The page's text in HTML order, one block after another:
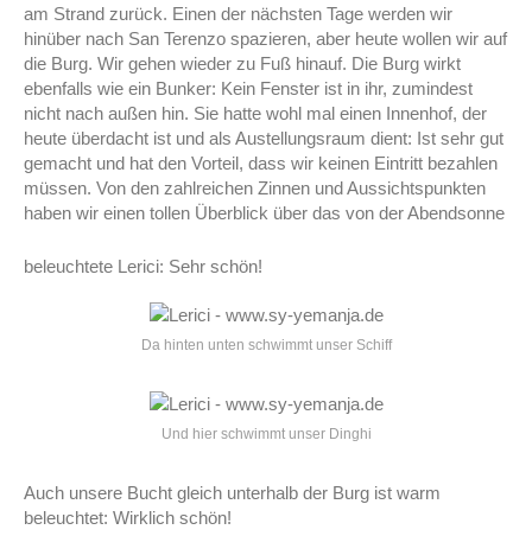
am Strand zurück. Einen der nächsten Tage werden wir
hinüber nach San Terenzo spazieren, aber heute wollen wir auf
die Burg. Wir gehen wieder zu Fuß hinauf. Die Burg wirkt
ebenfalls wie ein Bunker: Kein Fenster ist in ihr, zumindest
nicht nach außen hin. Sie hatte wohl mal einen Innenhof, der
heute überdacht ist und als Austellungsraum dient: Ist sehr gut
gemacht und hat den Vorteil, dass wir keinen Eintritt bezahlen
müssen. Von den zahlreichen Zinnen und Aussichtspunkten
haben wir einen tollen Überblick über das von der Abendsonne
beleuchtete Lerici: Sehr schön!
Da hinten unten schwimmt unser Schiff
Und hier schwimmt unser Dinghi
Auch unsere Bucht gleich unterhalb der Burg ist warm
beleuchtet: Wirklich schön!